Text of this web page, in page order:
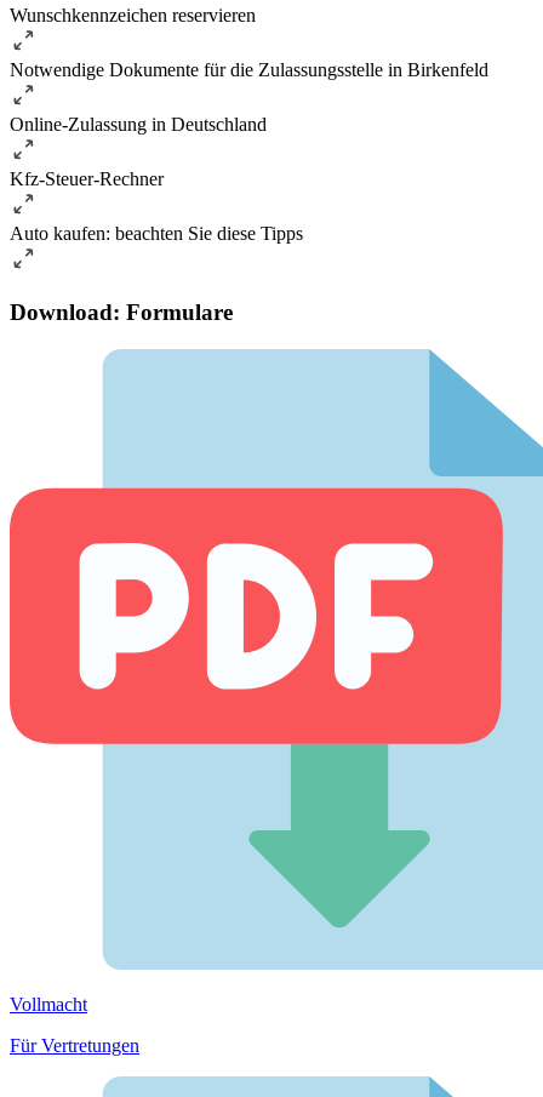
Wunschkennzeichen reservieren
Notwendige Dokumente für die Zulassungsstelle in Birkenfeld
Online-Zulassung in Deutschland
Kfz-Steuer-Rechner
Auto kaufen: beachten Sie diese Tipps
Download: Formulare
Vollmacht
Für Vertretungen